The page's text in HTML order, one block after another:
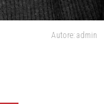
Autore: admin